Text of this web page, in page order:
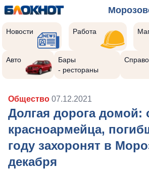
Новости Работа
Авто
Бары
- рестораны
Общество 07.12.2021
Долгая дорога домой:
красноармейца,
году захоронят в
декабря